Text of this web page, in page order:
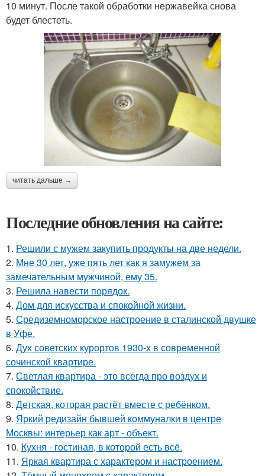
10 минут. После такой обработки нержавейка снова
будет блестеть.
читать дальше →
Последние обновления на сайте:
1. Решили с мужем закупить продукты на две недели.
2. Мне 30 лет, уже пять лет как я замужем за
замечательным мужчиной, ему 35.
3. Решила навести порядок.
4. Дом для искусства и спокойной жизни.
5. Средиземноморское настроение в сталинской двушке
в Уфе.
6. Дух советских курортов 1930-х в современной
сочинской квартире.
7. Светлая квартира - это всегда про воздух и
спокойствие.
8. Детская, которая растёт вместе с ребёнком.
9. Яркий редизайн бывшей коммуналки в центре
Москвы: интерьер как арт - объект.
10. Кухня - гостиная, в которой есть всё.
11. Яркая квартира с характером и настроением.